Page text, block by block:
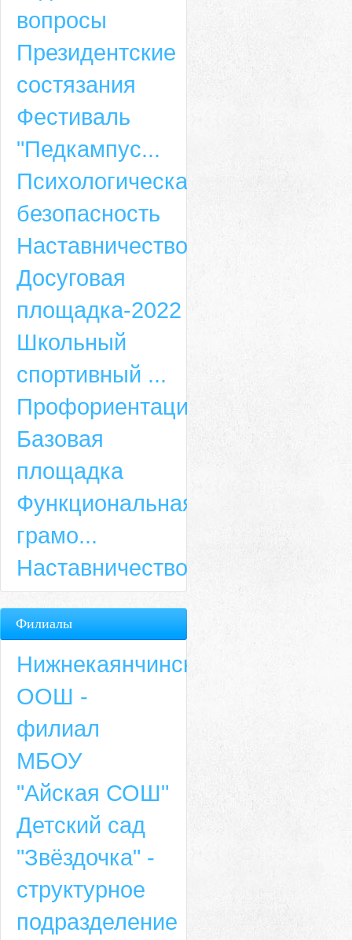
вопросы
Президентские
состязания
Фестиваль
"Педкампус...
Психологическая
безопасность
Наставничество
Досуговая
площадка-2022
Школьный
спортивный ...
Профориентация
Базовая
площадка
Функциональная
грамо...
Наставничество
Филиалы
Нижнекаянчинская
ООШ -
филиал
МБОУ
"Айская СОШ"
Детский сад
"Звёздочка" -
структурное
подразделение